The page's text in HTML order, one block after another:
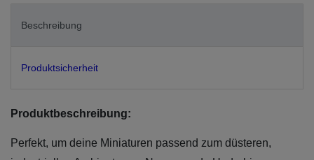
Beschreibung
Produktsicherheit
Produktbeschreibung:
Perfekt, um deine Miniaturen passend zum düsteren,